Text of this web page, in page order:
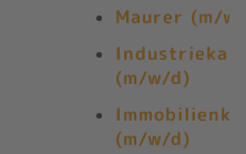
Maurer (m/
(m/w/d)
(m/w/d)